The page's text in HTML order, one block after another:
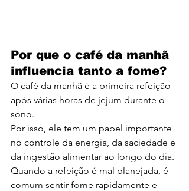
Por que o café da manhã
influencia tanto a fome?
O café da manhã é a primeira refeição
após várias horas de jejum durante o
sono.
Por isso, ele tem um papel importante
no controle da energia, da saciedade e
da ingestão alimentar ao longo do dia.
Quando a refeição é mal planejada, é
comum sentir fome rapidamente e